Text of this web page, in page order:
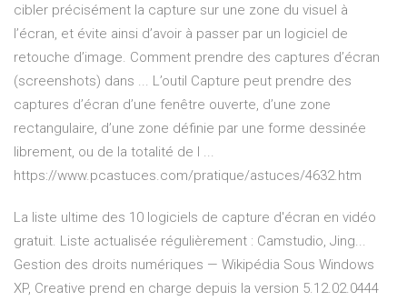
cibler précisément la capture sur une zone du visuel à
l’écran, et évite ainsi d’avoir à passer par un logiciel de
retouche d’image. Comment prendre des captures d’écran
(screenshots) dans ... L’outil Capture peut prendre des
captures d’écran d’une fenêtre ouverte, d’une zone
rectangulaire, d’une zone définie par une forme dessinée
librement, ou de la totalité de l ...
https://www.pcastuces.com/pratique/astuces/4632.htm
La liste ultime des 10 logiciels de capture d'écran en vidéo
gratuit. Liste actualisée régulièrement : Camstudio, Jing...
Gestion des droits numériques — Wikipédia Sous Windows
XP, Creative prend en charge depuis la version 5.12.02.0444